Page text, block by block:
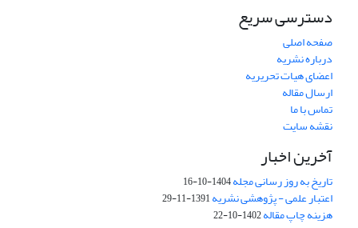
دسترسی سریع
صفحه اصلی
درباره نشریه
اعضای هیات تحریریه
ارسال مقاله
تماس با ما
نقشه سایت
آخرین اخبار
تاریخ به روز رسانی مجله1404-10-16
اعتبار علمی - پژوهشی نشریه1391-11-29
هزینه چاپ مقاله1402-10-22